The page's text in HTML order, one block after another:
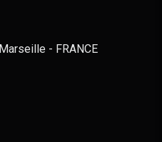
- FRANCE